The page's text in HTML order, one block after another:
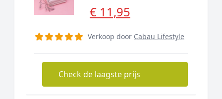
€ 11,95
Verkoop door Cabau Lifestyle
Check de laagste prijs